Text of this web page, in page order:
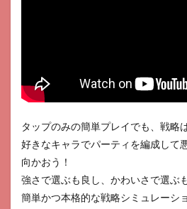
タップのみの簡単プレイでも、戦略
好きなキャラでパーティを編成して
向かおう！
強さで選ぶも良し、かわいさで選ぶ
簡単かつ本格的な戦略シミュレーシ